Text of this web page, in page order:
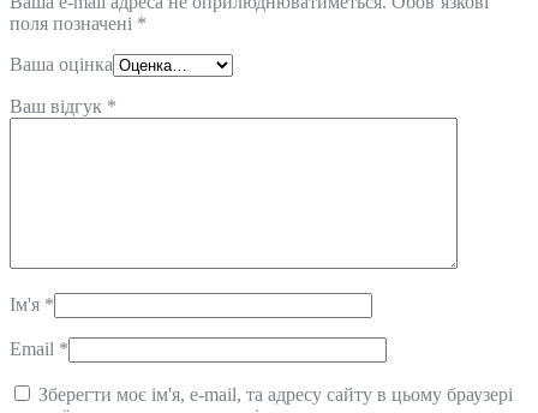
поля позначені *
Ваша оцінка
Ваш відгук *
Ім'я *
Email *
Зберегти моє ім'я, e-mail, та адресу сайту в цьому браузері